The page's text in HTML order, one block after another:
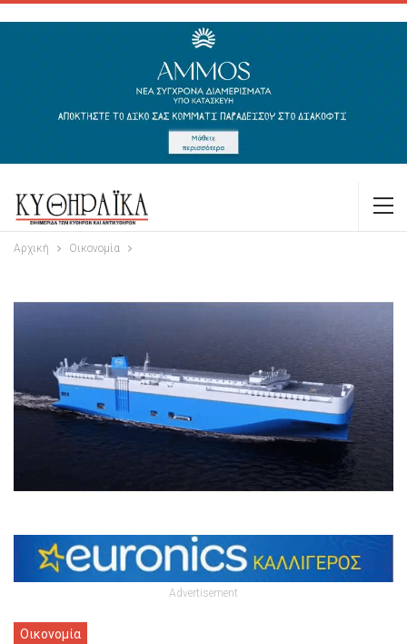
Αρχική Οικονομία
Advertisement
Οικονομία